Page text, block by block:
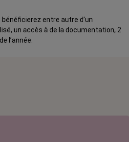
entre autre d’un
un accès à de la documentation, 2
l’année.